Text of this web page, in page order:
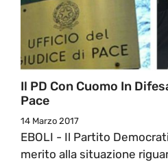
Il PD Con Cuomo In
Pace
14 Marzo 2017
EBOLI - Il Partito
merito alla situazione